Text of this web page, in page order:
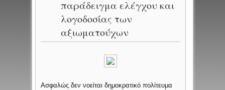
παράδειγμα ελέγχου και
λογοδοσίας των
αξιωματούχων
Ασφαλώς δεν νοείται δημοκρατικό πολίτευμα